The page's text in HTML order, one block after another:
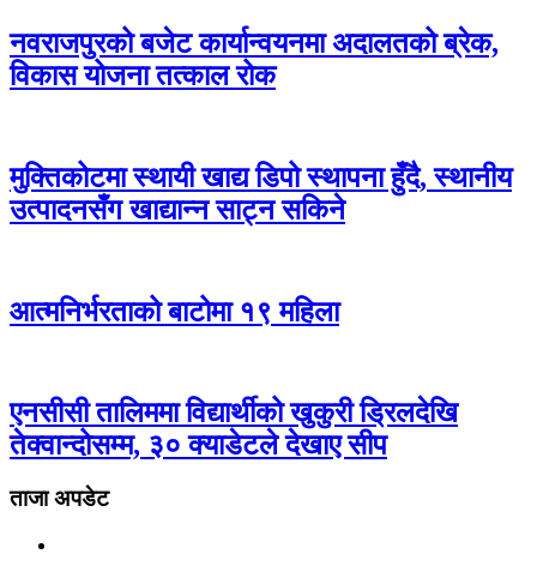
नवराजपुरको बजेट कार्यान्वयनमा अदालतको ब्रेक,
विकास योजना तत्काल रोक
मुक्तिकोटमा स्थायी खाद्य डिपो स्थापना हुँदै, स्थानीय
उत्पादनसँग खाद्यान्न साट्न सकिने
आत्मनिर्भरताको बाटोमा १९ महिला
एनसीसी तालिममा विद्यार्थीको खुकुरी ड्रिलदेखि
तेक्वान्दोसम्म, ३० क्याडेटले देखाए सीप
ताजा अपडेट